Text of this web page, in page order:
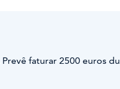
faturar 2500 euros